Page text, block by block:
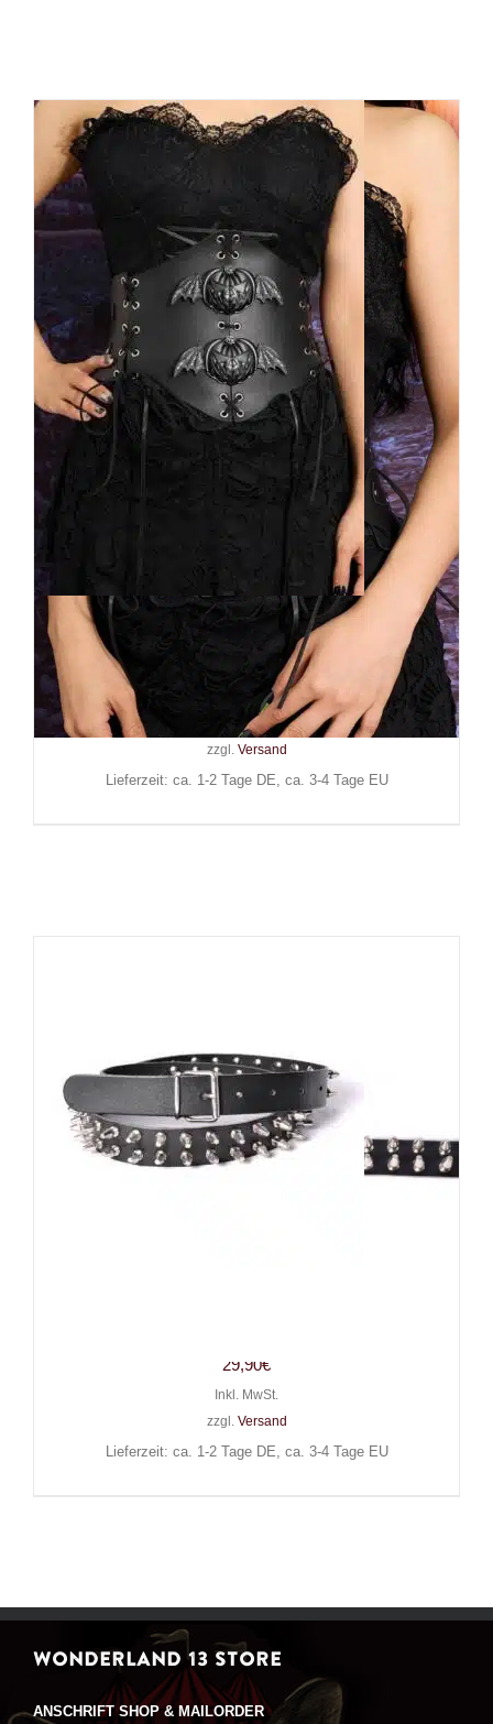
Mad Moonshine Miedergürtel
Creepy Pumpkin
€
Inkl. MwSt.
zzgl. Versand
Lieferzeit: ca. 1-2 Tage DE, ca. 3-4 Tage EU
29,90€
Inkl. MwSt.
zzgl. Versand
Lieferzeit: ca. 1-2 Tage DE, ca. 3-4 Tage EU
WONDERLAND 13 STORE
ANSCHRIFT SHOP & MAILORDER